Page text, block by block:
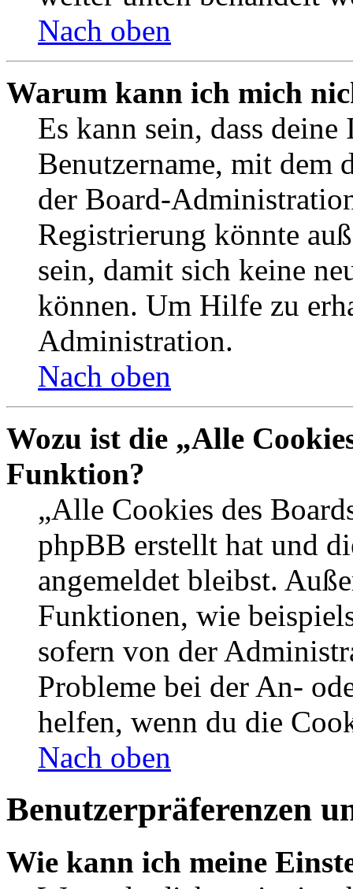
Nach oben
Warum kann ich mich
Es kann sein, dass
Benutzername, mit dem
der Board-
Registrierung könnte
sein, damit sich keine
können. Um Hilfe zu
Administration.
Nach oben
Wozu ist die „Alle
Funktion?
„Alle Cookies des
phpBB erstellt hat und
angemeldet bleibst.
Funktionen, wie
sofern von der
Probleme bei der An-
helfen, wenn du die
Nach oben
Benutzerpräferenzen
Wie kann ich meine